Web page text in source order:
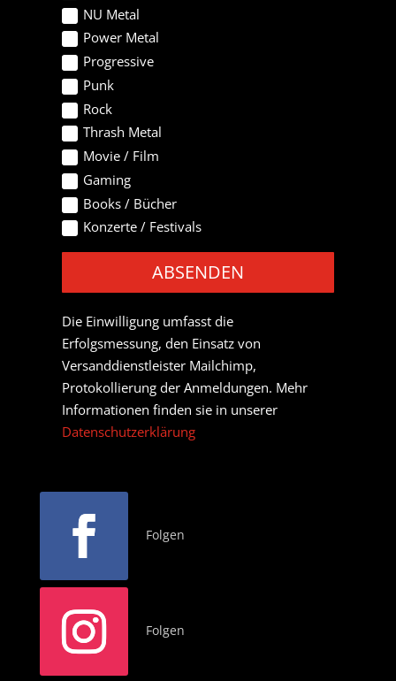
NU Metal
Power Metal
Progressive
Punk
Rock
Thrash Metal
Movie / Film
Gaming
Books / Bücher
Konzerte / Festivals
ABSENDEN
Die Einwilligung umfasst die
Erfolgsmessung, den Einsatz von
Versanddienstleister Mailchimp,
Protokollierung der Anmeldungen. Mehr
Informationen finden sie in unserer
Datenschutzerklärung
Folgen
Folgen